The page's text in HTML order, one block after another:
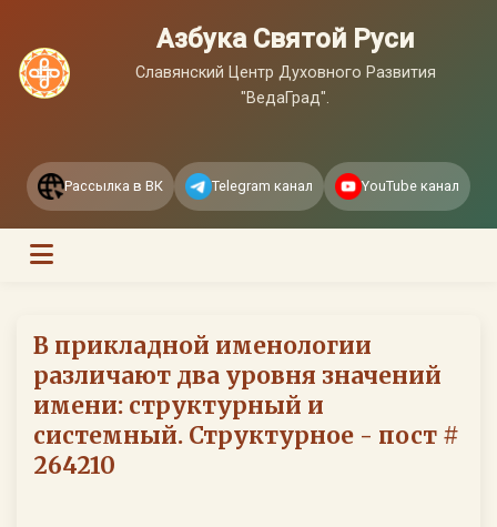
Азбука Святой Руси
Славянский Центр Духовного Развития
"ВедаГрад".
Рассылка в ВК Telegram канал YouTube канал
В прикладной именологии
различают два уровня значений
имени: структурный и
системный. Структурное - пост #
264210